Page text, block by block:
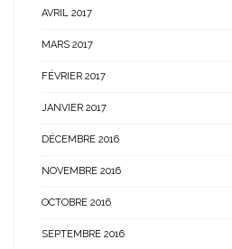
AVRIL 2017
MARS 2017
FÉVRIER 2017
JANVIER 2017
DÉCEMBRE 2016
NOVEMBRE 2016
OCTOBRE 2016
SEPTEMBRE 2016